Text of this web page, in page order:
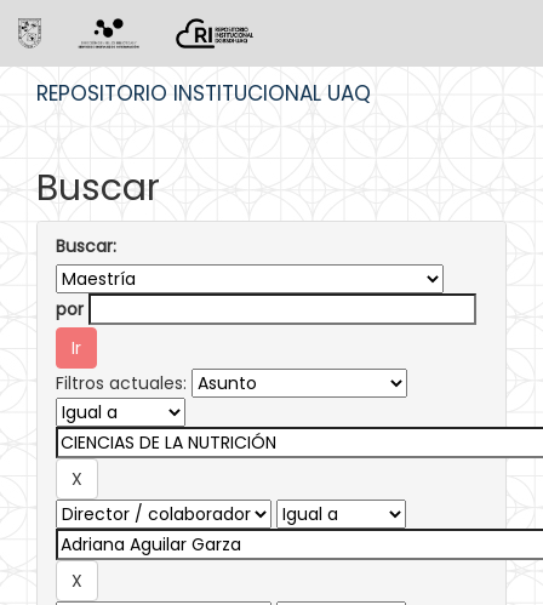
REPOSITORIO INSTITUCIONAL UAQ
Buscar
Buscar:
por
Filtros actuales: